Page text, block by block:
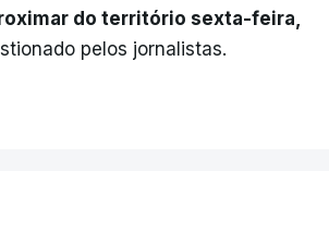
do território sexta-feira,
pelos jornalistas.